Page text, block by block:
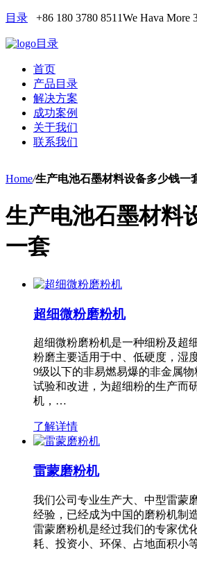
目录 +86 180 3780 8511We Hava More
目录
首页
产品目录
解决方案
成功案例
关于我们
联系我们
Home/生产电池石墨材料设备多少钱一
生产电池石墨材料
一套
超细微粉磨粉机
超细微粉磨粉机是一种细粉及超
粉磨主要适用于中、低硬度，湿
9级以下的非易燃易爆的非金属
试验和改进，为超细粉的生产而
机，…
了解详情
雷蒙磨粉机
我们公司专业生产大、中型雷蒙
经验，已经成为中国的磨粉机制
雷蒙磨粉机是经过我们的专家优
耗、投资小、环保、占地面积小